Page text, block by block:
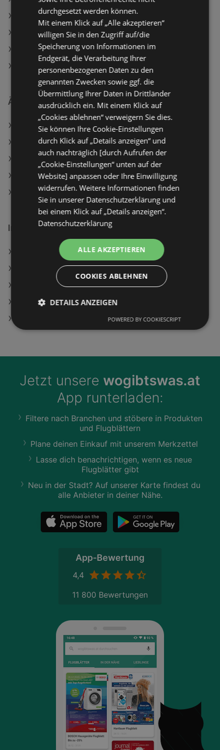
Aktuelle T&G Flugblätter
Aktuelle PENNY Flugblätter
Aktuelle SPAR Flugblätter
Aktuelle Travel FREE Flugblätter
Ähnliche Händler
Lidl Angebote
PENNY Angebote
ADEG Angebote
SPAR Angebote
HOFER Angebote
Interessantes auf wogibtswas.at
Bunchbot Angebote
NKD Filialen in Windischgarsten
Damen-Handttasche Angebote
Biber-Bettwäsche Eichhörnchen Angebote
Elektro-Flugmodell Phönix Angebote
Jetzt unsere wogibtswas.at
App runterladen:
Filtere nach Branchen und stöbere in Produkten
und Flugblättern
Plane deinen Einkauf mit unserem Merkzettel
Lasse dich benachrichtigen, wenn es neue
Flugblätter gibt
Neu in der Stadt? Auf unserer Karte findest du
alle Anbieter in deiner Nähe.
App-Bewertung
4,4
11 800 Bewertungen
durchgesetzt werden können.
Mit einem Klick auf „Alle akzeptieren“
willigen Sie in den Zugriff auf/die
Speicherung von Informationen im
Endgerät, die Verarbeitung Ihrer
personenbezogenen Daten zu den
genannten Zwecken sowie ggf. die
Übermittlung Ihrer Daten in Drittländer
ausdrücklich ein. Mit einem Klick auf
„Cookies ablehnen“ verweigern Sie dies.
Sie können Ihre Cookie-Einstellungen
durch Klick auf „Details anzeigen“ und
auch nachträglich [durch Aufrufen der
„Cookie-Einstellungen“ unten auf der
Website] anpassen oder Ihre Einwilligung
widerrufen. Weitere Informationen finden
Sie in unserer Datenschutzerklärung und
bei einem Klick auf „Details anzeigen“.
Datenschutzerklärung
ALLE AKZEPTIEREN
COOKIES ABLEHNEN
DETAILS ANZEIGEN
POWERED BY COOKIESCRIPT